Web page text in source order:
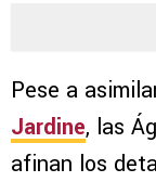
Pese a
Jardine, las
afinan los